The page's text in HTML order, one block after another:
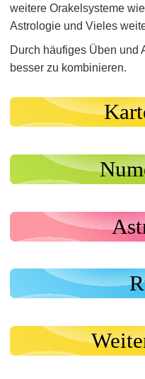
weitere Orakelsysteme
Astrologie und Vieles
Durch häufiges Üben und
besser zu kombinieren.